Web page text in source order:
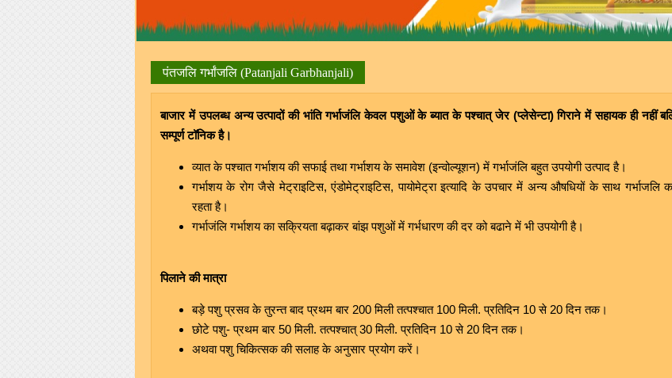
पंतजलि गर्भांजलि (Patanjali Garbhanjali)
बाजार में उपलब्ध अन्य उत्पादों की भांति गर्भाजंलि केवल पशुओं के ब्यात के पश्चात् जेर (प्लेसेन्टा) गिराने में सहायक ही नहीं
सम्पूर्ण टॉनिक है।
व्यात के पश्चात गर्भाशय की सफाई तथा गर्भाशय के समावेश (इन्वोल्यूशन) में गर्भाजंलि बहुत उपयोगी उत्पाद है।
गर्भाशय के रोग जैसे मेट्राइटिस, एंडोमेट्राइटिस, पायोमेट्रा इत्यादि के उपचार में अन्य औषधियों के साथ गर्भाजलि
रहता है।
गर्भाजंलि गर्भाशय का सक्रियता बढ़ाकर बांझ पशुओं में गर्भधारण की दर को बढाने में भी उपयोगी है।
पिलाने की मात्रा
बड़े पशु प्रसव के तुरन्त बाद प्रथम बार 200 मिली तत्पश्चात 100 मिली. प्रतिदिन 10 से 20 दिन तक।
छोटे पशु- प्रथम बार 50 मिली. तत्पश्चात् 30 मिली. प्रतिदिन 10 से 20 दिन तक।
अथवा पशु चिकित्सक की सलाह के अनुसार प्रयोग करें।